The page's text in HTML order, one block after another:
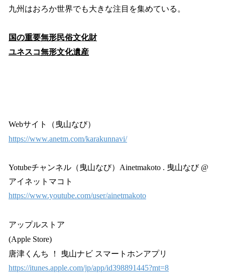
九州はおろか世界でも大きな注目を集めている。
国の重要無形民俗文化財
ユネスコ無形文化遺産
Webサイト（曳山なび）
https://www.anetm.com/karakunnavi/
Yotubeチャンネル（曳山なび）Ainetmakoto . 曳山なび @
アイネットマコト
https://www.youtube.com/user/ainetmakoto
アップルストア
(Apple Store)
唐津くんち ！ 曳山ナビ スマートホンアプリ
https://itunes.apple.com/jp/app/id398891445?mt=8